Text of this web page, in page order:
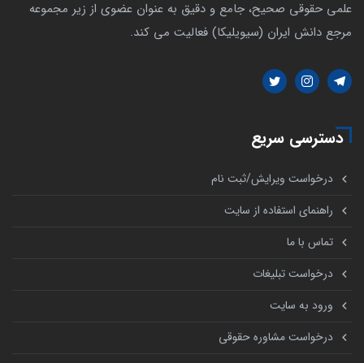
علمی حقوقی صحیح، جامع و دقیق به عنوان عضوی از زیر مجموعه
مرجع دانش ایران (سیویلیکا) فعالیت می کند.
دسترسی سریع
درخواست ویرایش/ثبت نام
راهنمای استفاده از سایت
تماس با ما
درخواست تبلیغات
ورود به سایت
درخواست مشاوره حقوقی